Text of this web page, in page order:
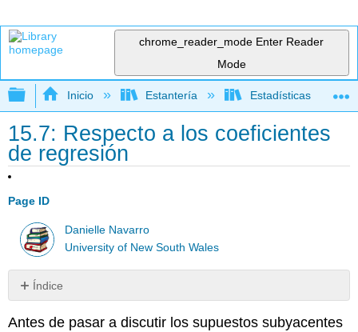
chrome_reader_mode Enter Reader
Mode
Expandir/contraer jerarquía global
Inicio Estantería Estadísticas
15.7: Respecto a los coeficientes
de regresión
Page ID
Danielle Navarro
University of New South Wales
Índice
de
Antes de pasar a discutir los supuestos subyacentes